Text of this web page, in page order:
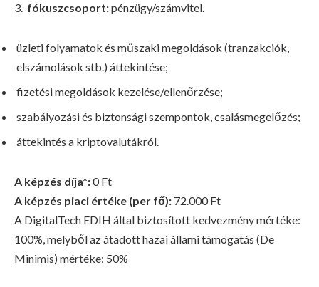
fókuszcsoport:pénzügy/számvitel.
üzleti folyamatok és műszaki megoldások (tranzakciók,
elszámolások stb.) áttekintése;
fizetési megoldások kezelése/ellenőrzése;
szabályozási és biztonsági szempontok, csalásmegelőzés;
áttekintés a kriptovalutákról.
A képzés díja*:0 Ft
A képzés piaci értéke (per fő): 72.000 Ft
A DigitalTech EDIH által biztosított kedvezmény mértéke:
100%, melyből az átadott hazai állami támogatás (De
Minimis) mértéke: 50%